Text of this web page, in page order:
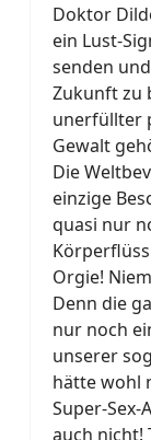
Doktor
ein Lust-
senden
Zukunft zu
unerfüllter
Gewalt
Die
einzige
quasi nur
Orgie!
Denn die
nur noch
unserer
hätte wohl
Super-Sex-
auch nicht!